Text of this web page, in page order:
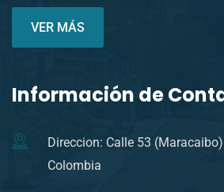
VER MÁS
Información de
Direccion: Calle 53
Colombia